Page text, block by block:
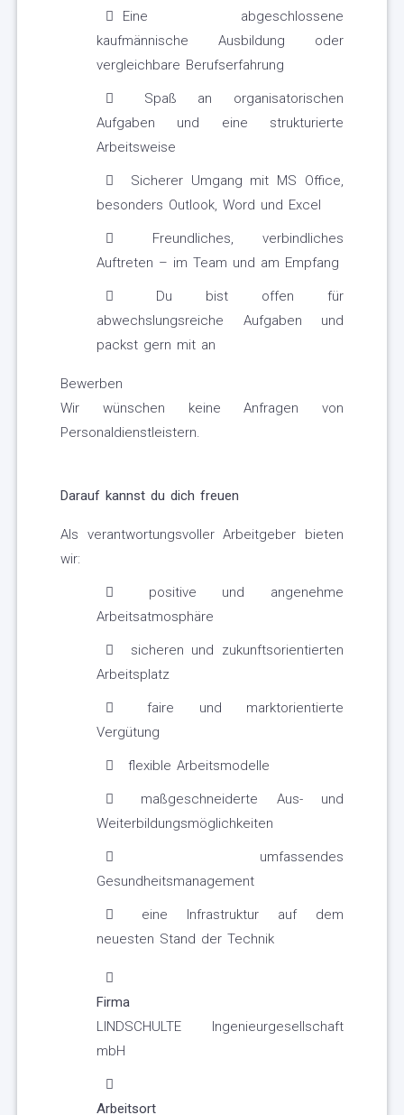
Eine abgeschlossene
kaufmännische Ausbildung oder
vergleichbare Berufserfahrung
Spaß an organisatorischen
Aufgaben und eine strukturierte
Arbeitsweise
Sicherer Umgang mit MS Office,
besonders Outlook, Word und Excel
Freundliches, verbindliches
Auftreten – im Team und am Empfang
Du bist offen für
abwechslungsreiche Aufgaben und
packst gern mit an
Bewerben
Wir wünschen keine Anfragen von
Personaldienstleistern.
Darauf kannst du dich freuen
Als verantwortungsvoller Arbeitgeber bieten
wir:
positive und angenehme
Arbeitsatmosphäre
sicheren und zukunftsorientierten
Arbeitsplatz
faire und marktorientierte
Vergütung
flexible Arbeitsmodelle
maßgeschneiderte Aus- und
Weiterbildungsmöglichkeiten
umfassendes
Gesundheitsmanagement
eine Infrastruktur auf dem
neuesten Stand der Technik
Firma
LINDSCHULTE Ingenieurgesellschaft
mbH
Arbeitsort